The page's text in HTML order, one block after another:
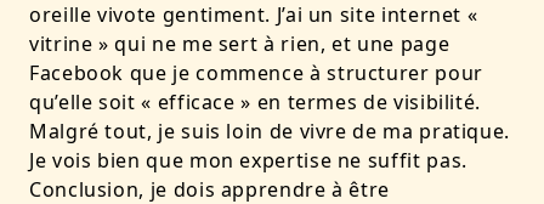
oreille vivote gentiment. J’ai un site internet «
vitrine » qui ne me sert à rien, et une page
Facebook que je commence à structurer pour
qu’elle soit « efficace » en termes de visibilité.
Malgré tout, je suis loin de vivre de ma pratique.
Je vois bien que mon expertise ne suffit pas.
Conclusion, je dois apprendre à être